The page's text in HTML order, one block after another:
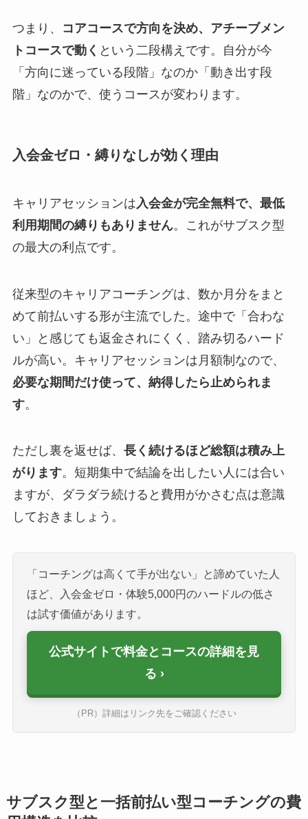
つまり、
コアコースで方向を決め、アチーブメン
トコースで動く という二段構えです。自分が今
「方向に迷っている段階」なのか「動き出す段
階」なのかで、使うコースが変わります。
入会金ゼロ・縛りなしが効く理由
キャリアセッションは 入会金が完全無料で、最低
利用期間の縛りもありません。これがサブスク型
の最大の利点です。
従来型のキャリアコーチングは、数か月分をまと
めて前払いする形が主流でした。途中で「合わな
い」と感じても返金されにくく、踏み切るハード
ルが高い。キャリアセッションは月額制なので、
必要な期間だけ使って、納得したら止められま
す。
ただし裏を返せば、 長く続けるほど総額は積み上
がります。短期集中で結論を出したい人には合い
ますが、ダラダラ続けると費用がかさむ点は意識
しておきましょう。
「コーチングは高くて手が出ない」と諦めていた人
ほど、入会金ゼロ・体験5,000円のハードルの低さ
は試す価値があります。
公式サイトで料金とコースの詳細を見
る
（PR）詳細はリンク先をご確認ください
サブスク型と一括前払い型コーチングの費